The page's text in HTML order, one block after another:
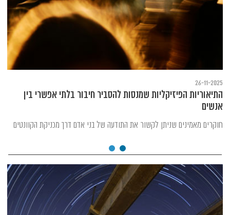
26-11-2025
התיאוריות הפיזיקליות שמנסות להסביר חיבור בלתי אפשרי בין
אנשים
חוקרים מאמינים שניתן לקשור את התודעה של בני אדם דרך מכניקת הקוונטים